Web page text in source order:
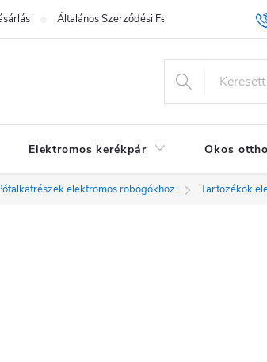
Általános Szerződési Feltételek (ÁSZF)
Elektromos kerékpár Okos
elektromos robogókhoz Tartozékok